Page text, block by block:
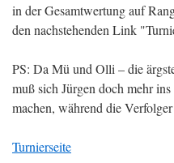
in der Gesamtwertung auf
den nachstehenden Link
PS: Da Mü und Olli – die
muß sich Jürgen doch mehr
machen, während die
Turnierseite